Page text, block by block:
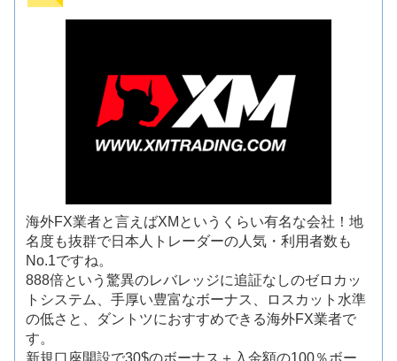
海外FX業者と言えばXMというくらい有名な会社！地
名度も抜群で日本人トレーダーの人気・利用者数も
No.1ですね。
888倍という驚異のレバレッジに追証なしのゼロカッ
トシステム、手厚い豊富なボーナス、ロスカット水準
の低さと、ダントツにおすすめできる海外FX業者で
す。